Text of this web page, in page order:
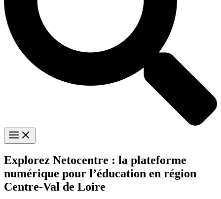
Explorez Netocentre : la plateforme
numérique pour l’éducation en région
Centre-Val de Loire